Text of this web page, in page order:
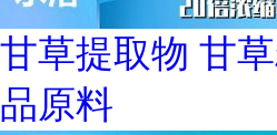
甘草提取物 甘
品原料